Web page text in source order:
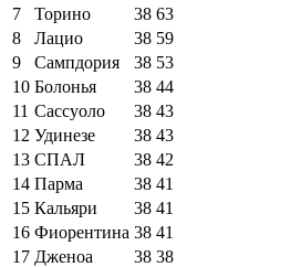
7
Торино 38 63
8
Лацио 38 59
9
Сампдория 38 53
10 Болонья 38 44
11 Сассуоло 38 43
12 Удинезе 38 43
13 СПАЛ 38 42
14 Парма 38 41
15 Кальяри 38 41
16 Фиорентина 38 41
17 Дженоа 38 38